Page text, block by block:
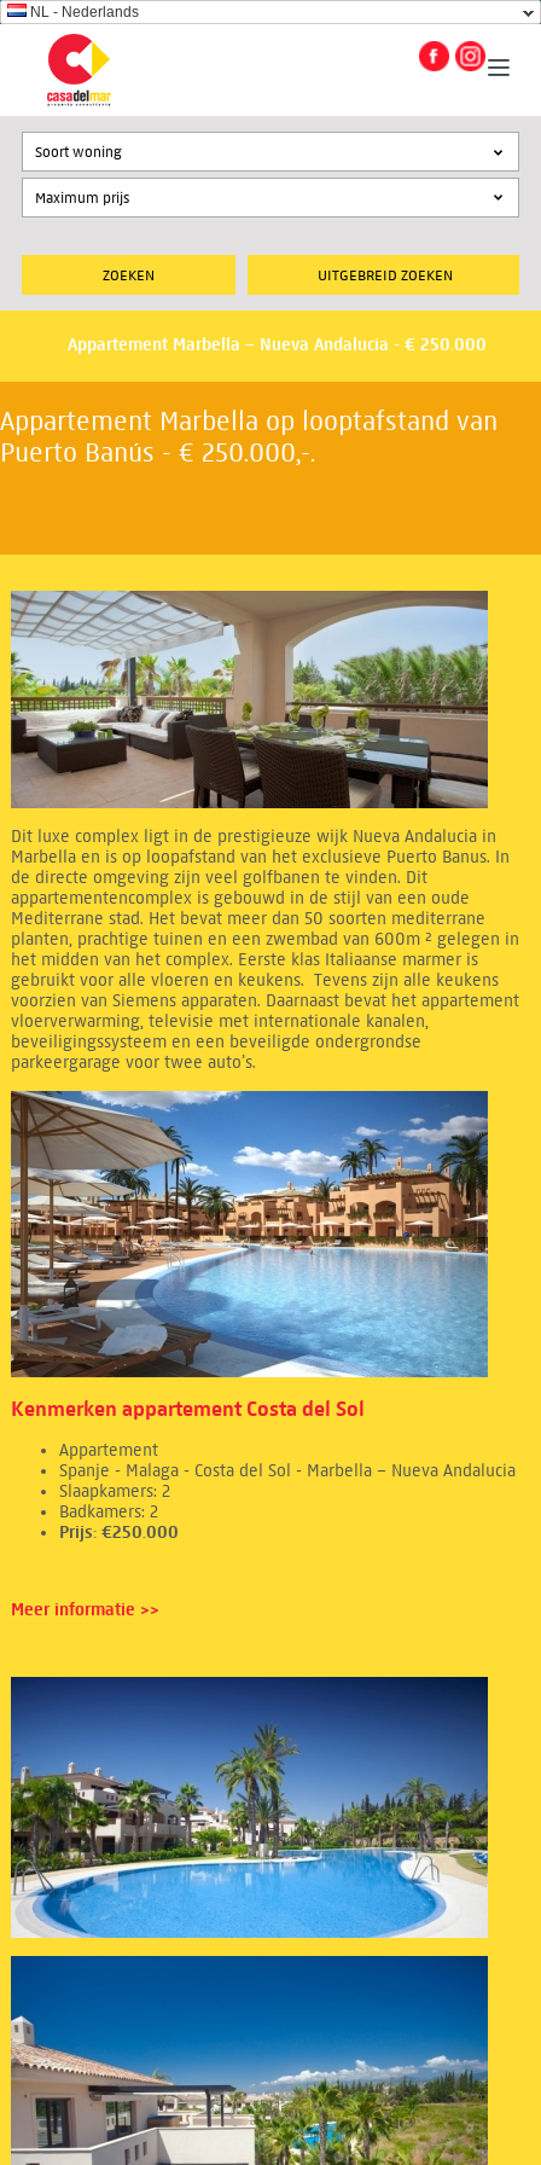
NL - Nederlands
UITGEBREID ZOEKEN
Soort woning
Appartement Marbella – Nueva Andalucia - € 250.000
Appartement Marbella op looptafstand van
Puerto Banús - € 250.000,-.
Dit luxe complex ligt in de prestigieuze wijk Nueva Andalucia in
Marbella en is op loopafstand van het exclusieve Puerto Banus. In
de directe omgeving zijn veel golfbanen te vinden. Dit
appartementencomplex is gebouwd in de stijl van een oude
Mediterrane stad. Het bevat meer dan 50 soorten mediterrane
planten, prachtige tuinen en een zwembad van 600m ² gelegen in
het midden van het complex. Eerste klas Italiaanse marmer is
gebruikt voor alle vloeren en keukens. Tevens zijn alle keukens
voorzien van Siemens apparaten. Daarnaast bevat het appartement
vloerverwarming, televisie met internationale kanalen,
beveiligingssysteem en een beveiligde ondergrondse
parkeergarage voor twee auto’s.
Kenmerken appartement Costa del Sol
Appartement
Spanje - Malaga - Costa del Sol - Marbella – Nueva Andalucia
Slaapkamers: 2
Badkamers: 2
Prijs: €250.000
Meer informatie >>